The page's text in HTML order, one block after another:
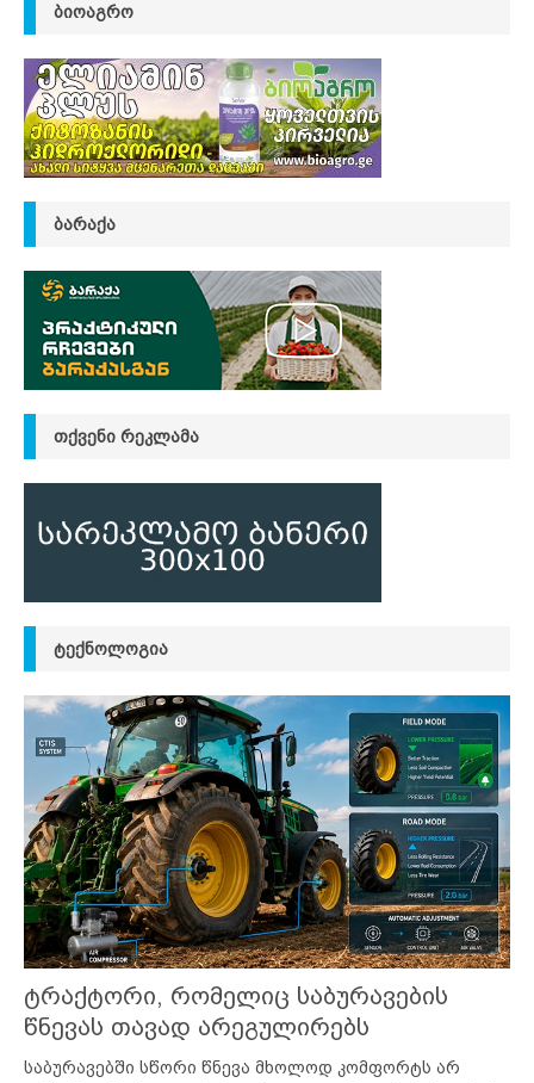
ᲑᲘᲝᲐᲒᲠᲝ
ᲑᲐᲠᲐᲥᲐ
ᲗᲥᲕᲔᲜᲘ ᲠᲔᲙᲚᲐᲛᲐ
ᲢᲔᲥᲜᲝᲚᲝᲒᲘᲐ
ტრაქტორი, რომელიც საბურავების
წნევას თავად არეგულირებს
საბურავებში სწორი წნევა მხოლოდ კომფორტს არ